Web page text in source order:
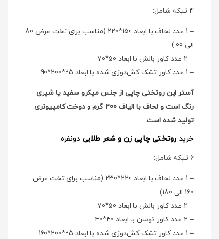
4 تیکه شامل:
– 1 عدد لحاف با ابعاد 150*220 (مناسب برای تخت عرض 80
الی 100)
– 2 عدد کاور بالش با ابعاد 50*70
– 1 عدد کاور تشک کش‌دوزی شده با ابعاد 25*200*90
آستر این روتختی چاپی از جنس میکرو سفید یا شیری
رنگ است و لحاف با الیاف 300 گرم و دوخت کامپیوتری
تولید شده است.
خرید روتختی چاپی زن و شعر طلایی دو‌نفره
6 تیکه شامل:
– 1 عدد لحاف با ابعاد 220*230 (مناسب برای تخت عرض
160 الی 180)
– 2 عدد کاور بالش با ابعاد 50*70
– 2 عدد کاور کوسن با ابعاد 40*40
– 1 عدد کاور تشک کش‌دوزی شده با ابعاد 25*200*160